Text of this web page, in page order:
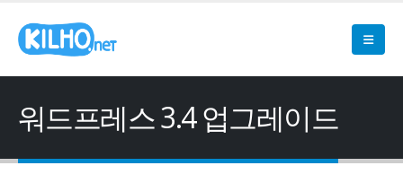
워드프레스 3.4 업그레이드